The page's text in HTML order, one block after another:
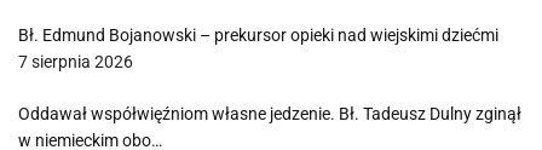
Bł. Edmund Bojanowski – prekursor opieki nad wiejskimi dziećmi
7 sierpnia 2026
Oddawał współwięźniom własne jedzenie. Bł. Tadeusz Dulny zginął
w niemieckim obo…